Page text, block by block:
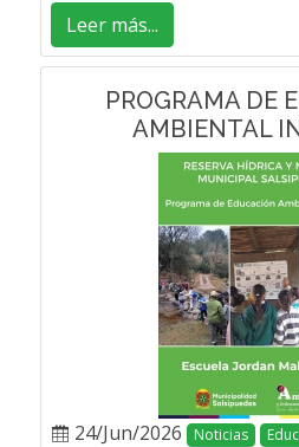
Leer más...
PROGRAMA DE
AMBIENTAL
24/Jun/2026 Noticias